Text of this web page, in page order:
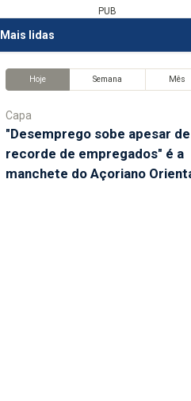
PUB
Mais lidas
Hoje Semana Mês
Capa
"Desemprego sobe apesar de
recorde de empregados" é a
manchete do Açoriano